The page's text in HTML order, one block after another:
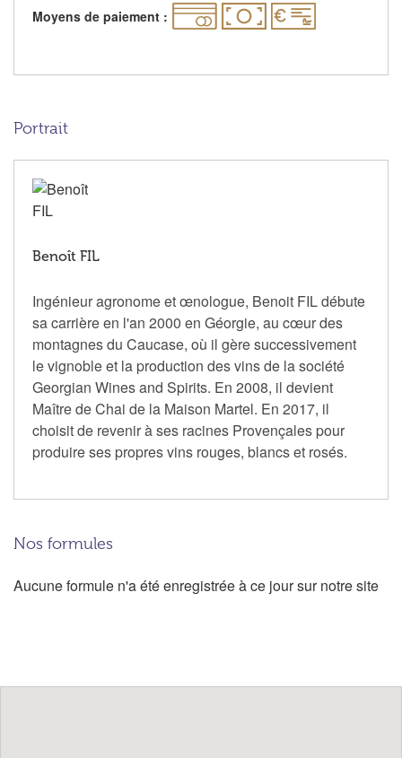
Moyens de paiement :
Portrait
Benoît FIL
Ingénieur agronome et œnologue, Benoit FIL débute
sa carrière en l'an 2000 en Géorgie, au cœur des
montagnes du Caucase, où il gère successivement
le vignoble et la production des vins de la société
Georgian Wines and Spirits. En 2008, il devient
Maître de Chai de la Maison Martel. En 2017, il
choisit de revenir à ses racines Provençales pour
produire ses propres vins rouges, blancs et rosés.
Nos formules
Aucune formule n'a été enregistrée à ce jour sur notre site